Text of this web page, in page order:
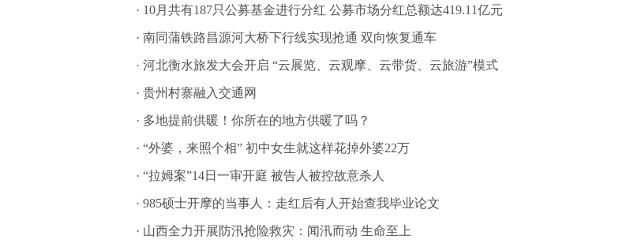
· 10月共有187只公募基金进行分红 公募市场分红总额达419.11亿元
· 南同蒲铁路昌源河大桥下行线实现抢通 双向恢复通车
· 河北衡水旅发大会开启 “云展览、云观摩、云带货、云旅游”模式
· 贵州村寨融入交通网
· 多地提前供暖！你所在的地方供暖了吗？
· “外婆，来照个相” 初中女生就这样花掉外婆22万
· “拉姆案”14日一审开庭 被告人被控故意杀人
· 985硕士开摩的当事人：走红后有人开始查我毕业论文
· 山西全力开展防汛抢险救灾：闻汛而动 生命至上